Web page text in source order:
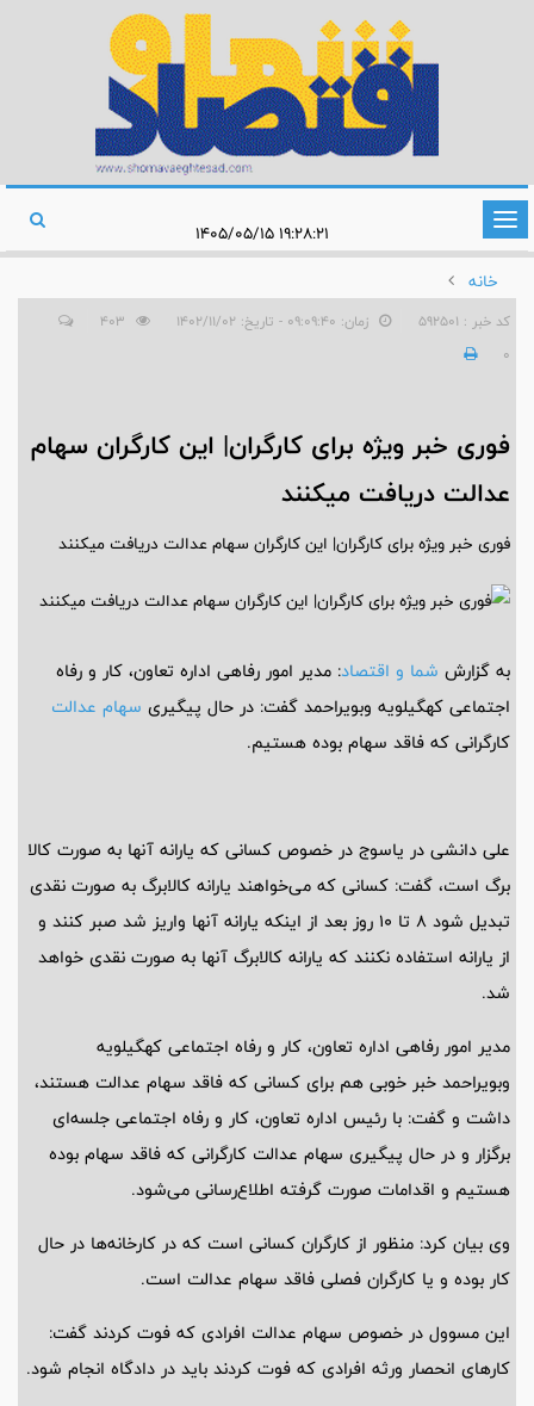
تغییر
وضعیت
ناوبری
خانه
کد خبر : 592501 زمان: ۰۹:۰۹:۴۰ - تاریخ: ۱۴۰۲/۱۱/۰۲
0
فوری خبر ویژه برای کارگران| این کارگران سهام
عدالت دریافت میکنند
فوری خبر ویژه برای کارگران| این کارگران سهام عدالت دریافت میکنند
به گزارش شما و اقتصاد: مدیر امور رفاهی اداره تعاون، کار و رفاه
اجتماعی کهگیلویه وبویراحمد گفت: در حال پیگیری سهام عدالت
کارگرانی که فاقد سهام بوده هستیم.
علی دانشی در یاسوج در خصوص کسانی که یارانه آنها به صورت کالا
برگ است، گفت: کسانی که می‌خواهند یارانه کالابرگ به صورت نقدی
تبدیل شود ۸ تا ۱۰ روز بعد از اینکه یارانه آنها واریز شد صبر کنند و
از یارانه استفاده نکنند که یارانه کالابرگ آنها به صورت نقدی خواهد
شد.
مدیر امور رفاهی اداره تعاون، کار و رفاه اجتماعی کهگیلویه
وبویراحمد خبر خوبی هم برای کسانی که فاقد سهام عدالت هستند،
داشت و گفت: با رئیس اداره تعاون، کار و رفاه اجتماعی جلسه‌ای
برگزار و در حال پیگیری سهام عدالت کارگرانی که فاقد سهام بوده
هستیم و اقدامات صورت گرفته اطلاع‌رسانی می‌شود.
وی بیان کرد: منظور از کارگران کسانی است که در کارخانه‌ها در حال
کار بوده و یا کارگران فصلی فاقد سهام عدالت است.
این مسوول در خصوص سهام عدالت افرادی که فوت کردند گفت:
کارهای انحصار ورثه افرادی که فوت کردند باید در دادگاه انجام شود.